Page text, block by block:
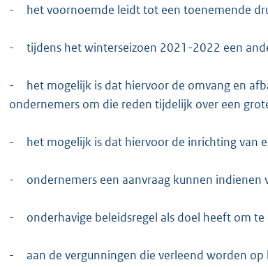
- het voornoemde leidt tot een toenemende
- tijdens het winterseizoen 2021-2022 een
-
het mogelijk is dat hiervoor de omvang en
ondernemers om die reden tijdelijk over een
- het mogelijk is dat hiervoor de inrichting van
- ondernemers een aanvraag kunnen
- onderhavige beleidsregel als doel heeft om
-
aan de vergunningen die verleend worden